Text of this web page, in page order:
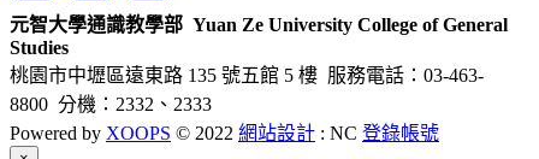
元智大學通識教學部 Yuan Ze University College of General
Studies
桃園市中壢區遠東路 135 號五館 5 樓 服務電話：03-463-
8800 分機：2332、2333
Powered by XOOPS © 2022 網站設計 : NC 登錄帳號